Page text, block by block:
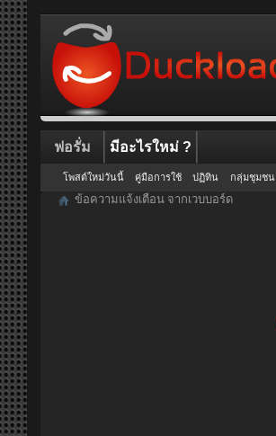
ฟอรั่ม
โพสต์ใหม่วันนี้ คู่มือการใช้ ปฏิทิน กลุ่มชุมชน
มีอะไรใหม่ ?
ข้อความแจ้งเตือน จากเวบบอร์ด